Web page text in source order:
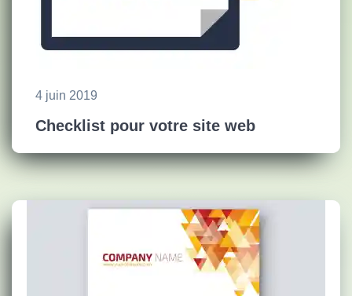
4 juin 2019
Checklist pour votre site web